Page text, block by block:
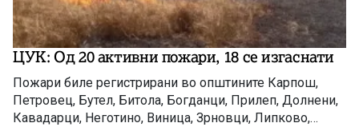
ЦУК: Од 20 активни пожари, 18 се изгаснати
Пожари биле регистрирани во општините Карпош,
Петровец, Бутел, Битола, Богданци, Прилеп, Долнени,
Кавадарци, Неготино, Виница, Зрновци, Липково,